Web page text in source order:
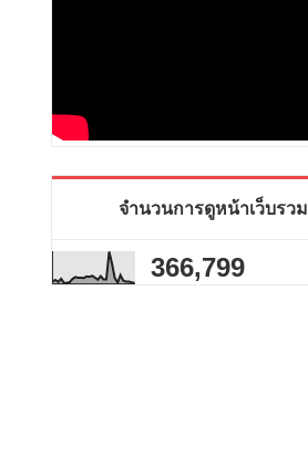
จำนวนการดูหน้าเว็บรวม
366,799